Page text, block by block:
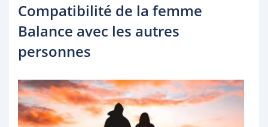
Compatibilité de la femme
Balance avec les autres
personnes